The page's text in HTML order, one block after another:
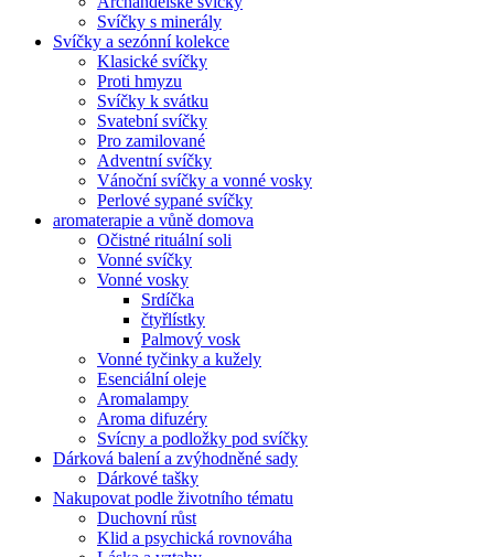
Svíčky s minerály
Svíčky a sezónní kolekce
Klasické svíčky
Proti hmyzu
Svíčky k svátku
Svatební svíčky
Pro zamilované
Adventní svíčky
Vánoční svíčky a vonné vosky
Perlové sypané svíčky
aromaterapie a vůně domova
Očistné rituální soli
Vonné svíčky
Vonné vosky
Srdíčka
čtyřlístky
Palmový vosk
Vonné tyčinky a kužely
Esenciální oleje
Aromalampy
Aroma difuzéry
Svícny a podložky pod svíčky
Dárková balení a zvýhodněné sady
Dárkové tašky
Nakupovat podle životního tématu
Duchovní růst
Klid a psychická rovnováha